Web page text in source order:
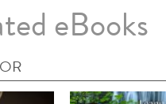
eBooks